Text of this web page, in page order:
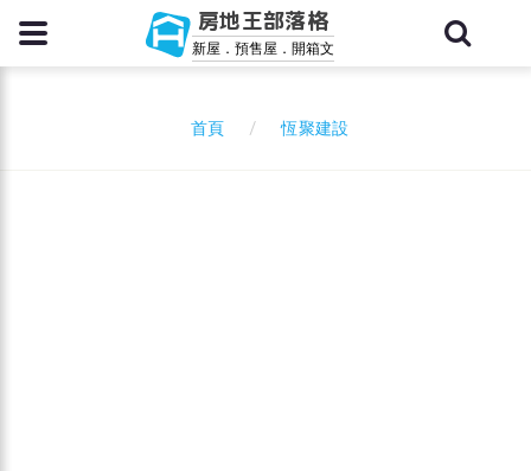
房地王部落格
新屋．預售屋．開箱文
首頁 恆聚建設